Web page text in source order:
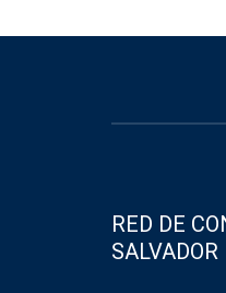
RED DE
SALVADOR